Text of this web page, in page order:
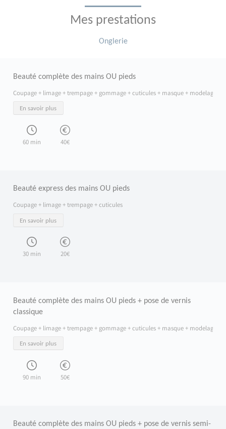
Mes prestations
Onglerie
Beauté complète des mains OU pieds
Coupage + limage + trempage + gommage + cuticules + masque + modelage
Offrez à vos mains ou vos pieds un véritable moment de douceur et de
En savoir plus
60 min 40€
Beauté express des mains OU pieds
Coupage + limage + trempage + cuticules
La prestation débute par une coupe et un limage précis pour redonner une
Vos mains ou vos pieds sont immédiatement prêts pour une mise en couleur
Cette prestation ne se réalise pas seule : elle accompagne toujours une pose
En savoir plus
30 min 20€
Beauté complète des mains OU pieds + pose de vernis
classique
Coupage + limage + trempage + gommage + cuticules + masque + modelage +
En savoir plus
90 min 50€
Beauté complète des mains OU pieds + pose de vernis semi-